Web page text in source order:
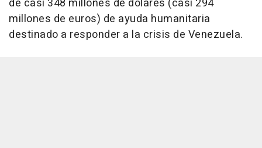
de casi 348 millones de dólares (casi 294
millones de euros) de ayuda humanitaria
destinado a responder a la crisis de Venezuela.